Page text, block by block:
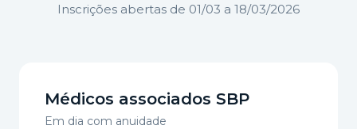
Inscrições abertas de 01/03 a 18/03/2026
Médicos associados SBP
Em dia com anuidade